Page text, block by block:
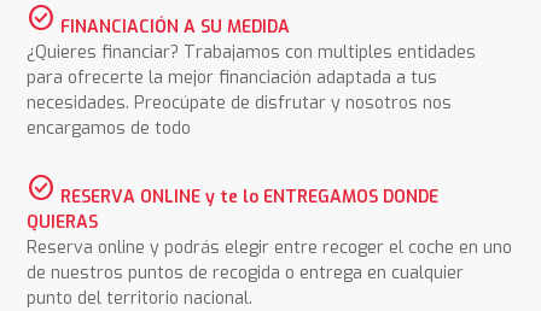
check_circle FINANCIACIÓN A SU MEDIDA
¿Quieres financiar? Trabajamos con multiples entidades
para ofrecerte la mejor financiación adaptada a tus
necesidades. Preocúpate de disfrutar y nosotros nos
encargamos de todo
check_circle RESERVA ONLINE y te lo ENTREGAMOS DONDE
QUIERAS
Reserva online y podrás elegir entre recoger el coche en uno
de nuestros puntos de recogida o entrega en cualquier
punto del territorio nacional.